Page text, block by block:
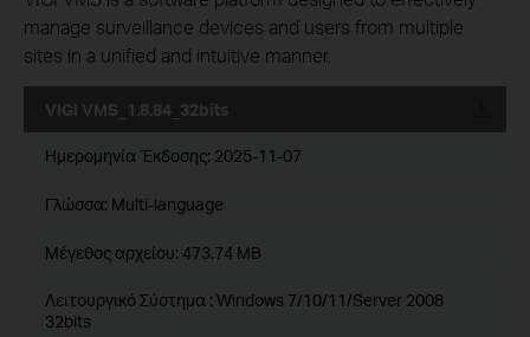
manage surveillance devices and users from multiple
sites in a unified and intuitive manner.
VIGI VMS_1.8.84_32bits
Ημερομηνία Έκδοσης: 2025-11-07
Γλώσσα: Multi-language
Μέγεθος αρχείου: 473.74 MB
Λειτουργικό Σύστημα : Windows 7/10/11/Server 2008
32bits